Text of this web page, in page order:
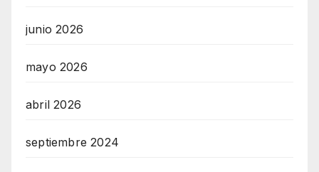
junio 2026
mayo 2026
abril 2026
septiembre 2024